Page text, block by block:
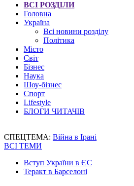
ВСІ РОЗДІЛИ
Головна
Україна
Всі новини розділу
Політика
Місто
Світ
Бізнес
Наука
Шоу-бізнес
Спорт
Lifestyle
БЛОГИ ЧИТАЧІВ
СПЕЦТЕМА: Війна в Ірані
ВСІ ТЕМИ
Вступ України в ЄС
Теракт в Барселоні